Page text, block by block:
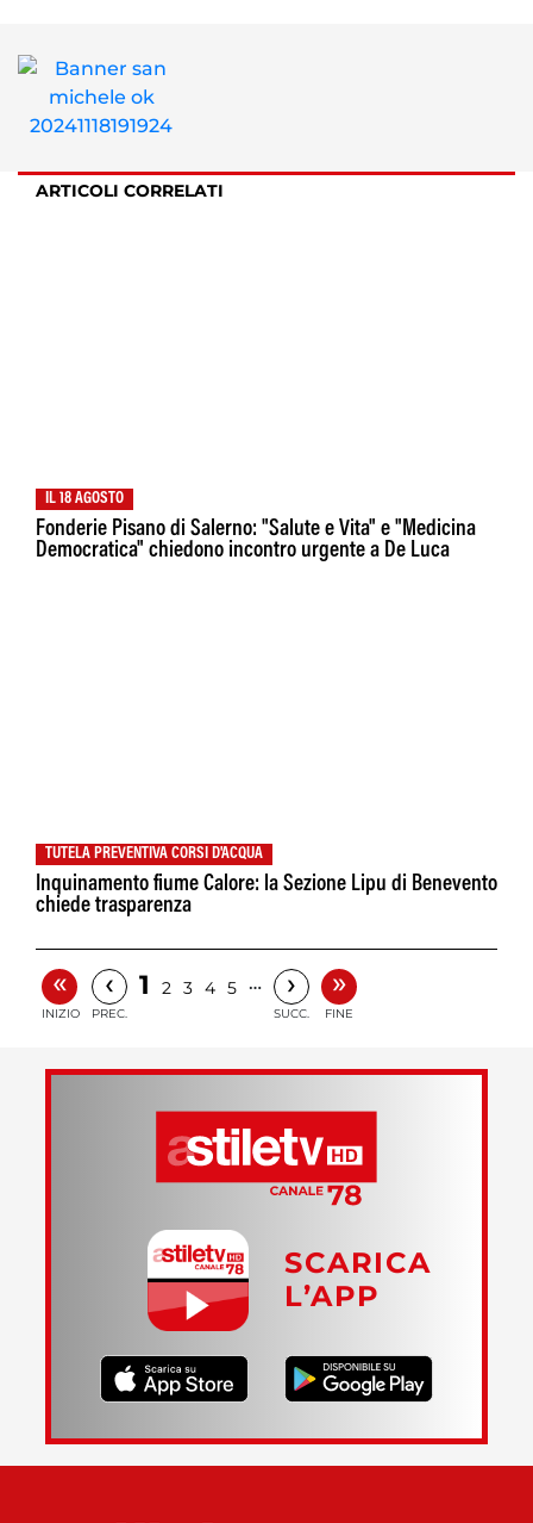
ARTICOLI CORRELATI
IL 18 AGOSTO
Fonderie Pisano di Salerno: "Salute e Vita" e "Medicina
Democratica" chiedono incontro urgente a De Luca
TUTELA PREVENTIVA CORSI D'ACQUA
Inquinamento fiume Calore: la Sezione Lipu di Benevento
chiede trasparenza
«
INIZIO
‹
PREC.
1 2 3 4 5 … ›
SUCC.
»
FINE
SCARICA
L’APP